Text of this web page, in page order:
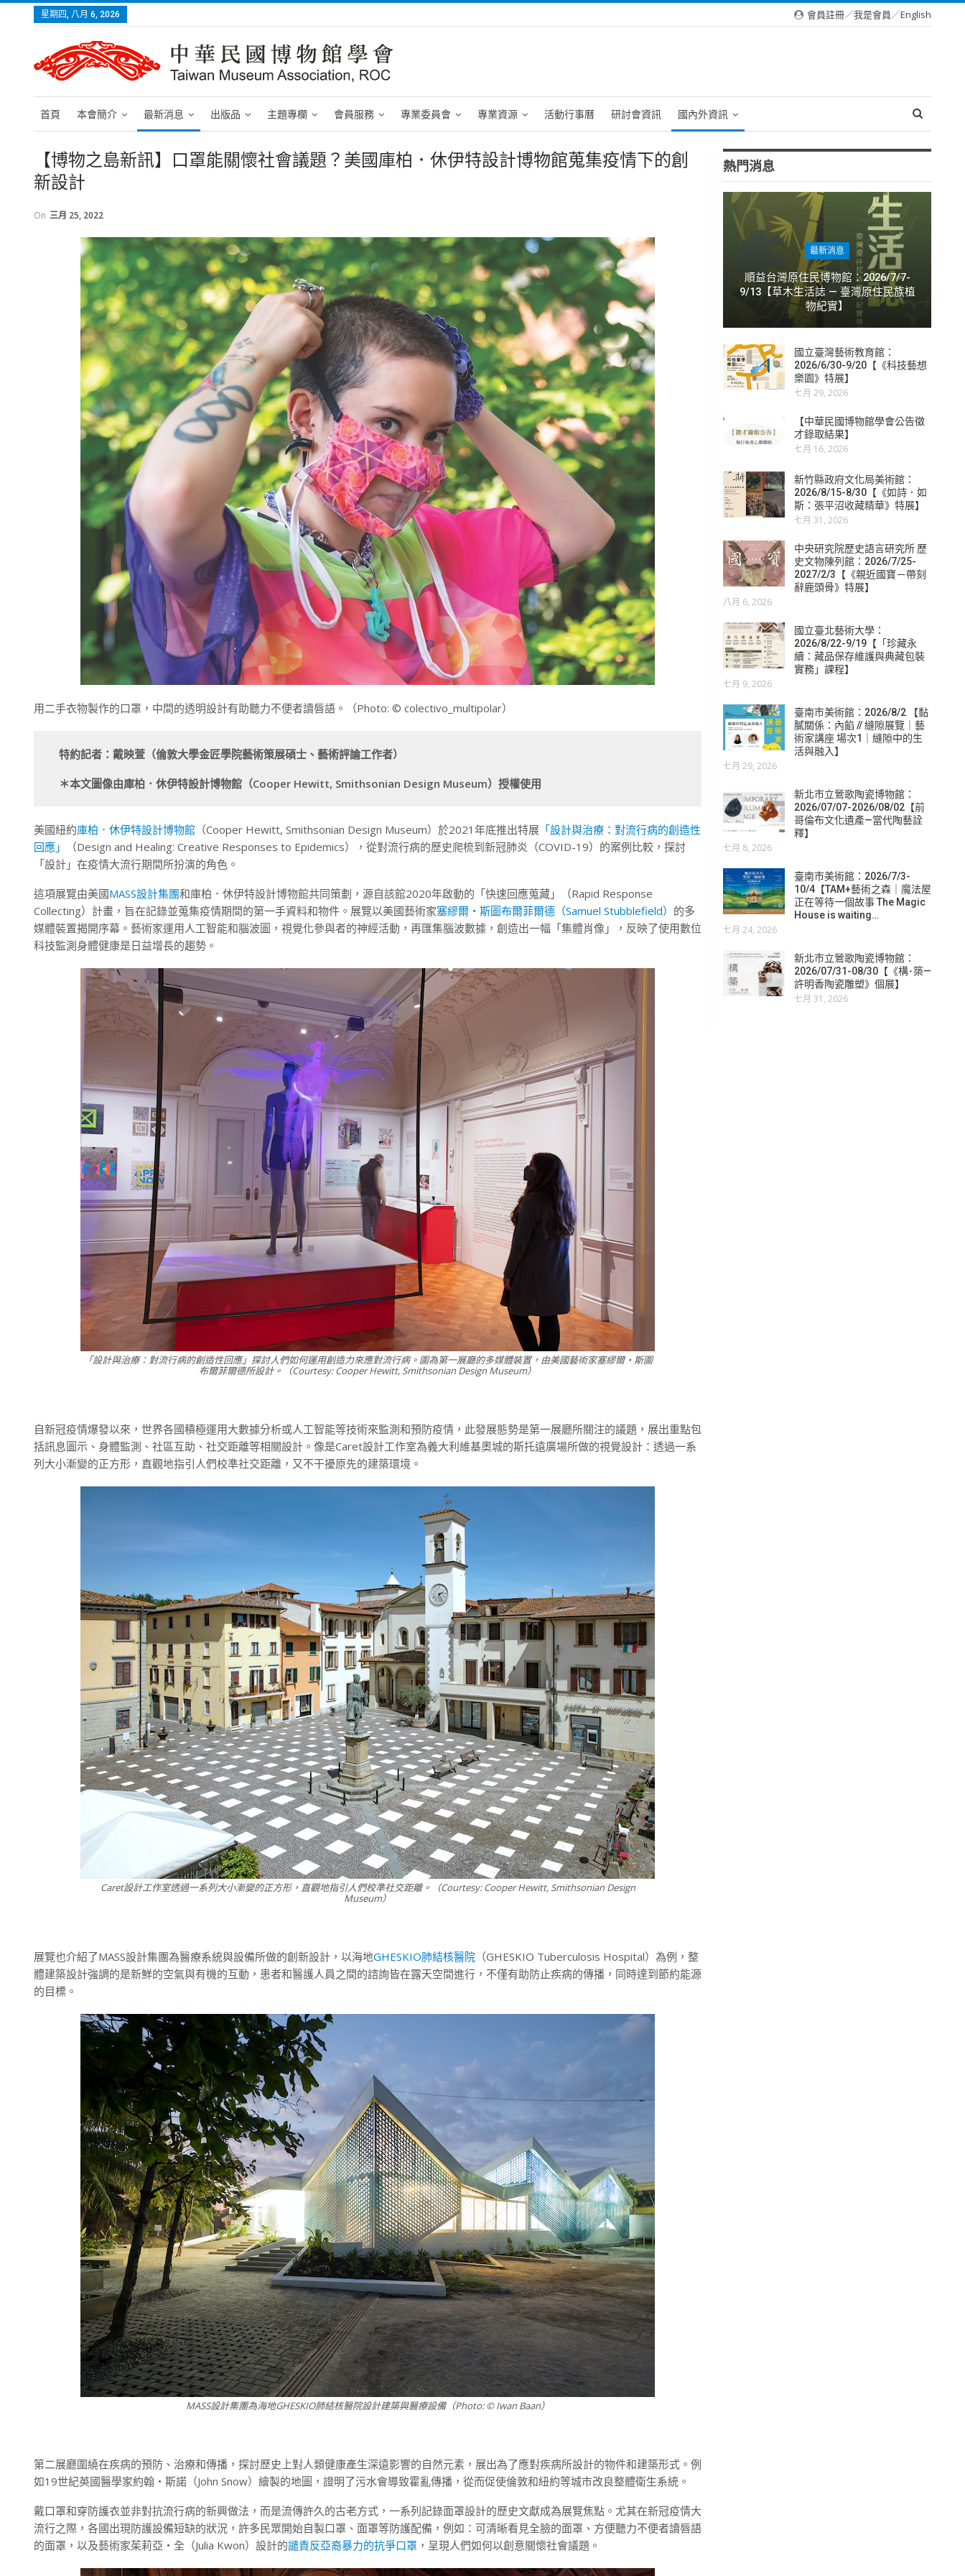
星期四, 八月 6, 2026 會員註冊／我是會員／English
首頁 本會簡介 最新消息 出版品 主題專欄 會員服務 專業委員會 專業資源 活動行事曆 研討會資訊 國內外資訊
【博物之島新訊】口罩能關懷社會議題？美國庫柏．休伊特設計博物館蒐集疫情下的創
新設計
On 三月 25, 2022
用二手衣物製作的口罩，中間的透明設計有助聽力不便者讀唇語。（Photo: © colectivo_multipolar）
特約記者：戴映萱（倫敦大學金匠學院藝術策展碩士、藝術評論工作者）
＊本文圖像由庫柏．休伊特設計博物館（Cooper Hewitt, Smithsonian Design Museum）授權使用
美國紐約庫柏．休伊特設計博物館 （Cooper Hewitt, Smithsonian Design Museum）於2021年底推出特展 「設計與治療：對流行病的創造性
回應」
（Design and Healing: Creative Responses to Epidemics），從對流行病的歷史爬梳到新冠肺炎（COVID-19）的案例比較，探討
「設計」在疫情大流行期間所扮演的角色。
這項展覽由美國MASS設計集團和庫柏．休伊特設計博物館共同策劃，源自該館2020年啟動的「快速回應蒐藏」（Rapid Response
Collecting）計畫，旨在記錄並蒐集疫情期間的第一手資料和物件。展覽以美國藝術家塞繆爾・斯圖布爾菲爾德（Samuel Stubblefield） 的多
媒體裝置揭開序幕。藝術家運用人工智能和腦波圖，視覺化參與者的神經活動，再匯集腦波數據，創造出一幅「集體肖像」，反映了使用數位
科技監測身體健康是日益增長的趨勢。
「設計與治療：對流行病的創造性回應」探討人們如何運用創造力來應對流行病。圖為第一展廳的多媒體裝置，由美國藝術家塞繆爾・斯圖
布爾菲爾德所設計。（Courtesy: Cooper Hewitt, Smithsonian Design Museum）
自新冠疫情爆發以來，世界各國積極運用大數據分析或人工智能等技術來監測和預防疫情，此發展態勢是第一展廳所關注的議題，展出重點包
括訊息圖示、身體監測、社區互助、社交距離等相關設計。像是Caret設計工作室為義大利維基奧城的斯托遠廣場所做的視覺設計：透過一系
列大小漸變的正方形，直觀地指引人們校準社交距離，又不干擾原先的建築環境。
Caret設計工作室透過一系列大小漸變的正方形，直觀地指引人們校準社交距離。（Courtesy: Cooper Hewitt, Smithsonian Design
Museum）
展覽也介紹了MASS設計集團為醫療系統與設備所做的創新設計，以海地GHESKIO肺結核醫院 （GHESKIO Tuberculosis Hospital）為例，整
體建築設計強調的是新鮮的空氣與有機的互動，患者和醫護人員之間的諮詢皆在露天空間進行，不僅有助防止疾病的傳播，同時達到節約能源
的目標。
MASS設計集團為海地GHESKIO肺結核醫院設計建築與醫療設備（Photo: © Iwan Baan）
第二展廳圍繞在疾病的預防、治療和傳播，探討歷史上對人類健康產生深遠影響的自然元素，展出為了應對疾病所設計的物件和建築形式。例
如19世紀英國醫學家約翰・斯諾（John Snow）繪製的地圖，證明了污水會導致霍亂傳播，從而促使倫敦和紐約等城市改良整體衛生系統。
戴口罩和穿防護衣並非對抗流行病的新興做法，而是流傳許久的古老方式，一系列記錄面罩設計的歷史文獻成為展覽焦點。尤其在新冠疫情大
流行之際，各國出現防護設備短缺的狀況，許多民眾開始自製口罩、面罩等防護配備，例如：可清晰看見全臉的面罩、方便聽力不便者讀唇語
的面罩，以及藝術家茱莉亞・全（Julia Kwon）設計的譴責反亞裔暴力的抗爭口罩 ，呈現人們如何以創意關懷社會議題。
熱門消息
最新消息
順益台灣原住民博物館：2026/7/7-
9/13【草木生活誌 — 臺灣原住民族植
物紀實】
國立臺灣藝術教育館：
2026/6/30-9/20【《科技藝想
樂園》特展】
七月 29, 2026
【中華民國博物館學會公告徵
才錄取結果】
七月 16, 2026
新竹縣政府文化局美術館：
2026/8/15-8/30【《如詩．如
斯：張平沼收藏精華》特展】
七月 31, 2026
中央研究院歷史語言研究所 歷
史文物陳列館：2026/7/25-
2027/2/3【《親近國寶－帶刻
辭鹿頭骨》特展】
八月 6, 2026
國立臺北藝術大學：
2026/8/22-9/19【「珍藏永
續：藏品保存維護與典藏包裝
實務」課程】
七月 9, 2026
臺南市美術館：2026/8/2 【黏
膩關係：內餡 // 縫隙展覽｜藝
術家講座 場次1｜縫隙中的生
活與融入】
七月 29, 2026
新北市立鶯歌陶瓷博物館：
2026/07/07-2026/08/02【前
哥倫布文化遺產—當代陶藝詮
釋】
七月 8, 2026
臺南市美術館：2026/7/3-
10/4【TAM+藝術之森｜魔法屋
正在等待一個故事 The Magic
House is waiting…
七月 24, 2026
新北市立鶯歌陶瓷博物館：
2026/07/31-08/30【《構･築—
許明香陶瓷雕塑》個展】
七月 31, 2026